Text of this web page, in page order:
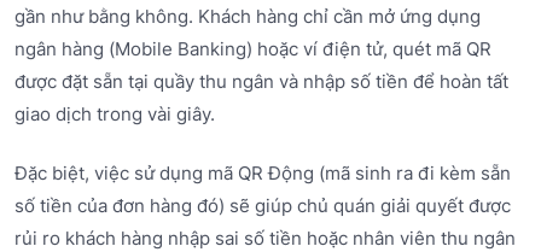
gần như bằng không. Khách hàng chỉ cần mở ứng dụng
ngân hàng (Mobile Banking) hoặc ví điện tử, quét mã QR
được đặt sẵn tại quầy thu ngân và nhập số tiền để hoàn tất
giao dịch trong vài giây.
Đặc biệt, việc sử dụng mã QR Động (mã sinh ra đi kèm sẵn
số tiền của đơn hàng đó) sẽ giúp chủ quán giải quyết được
rủi ro khách hàng nhập sai số tiền hoặc nhân viên thu ngân